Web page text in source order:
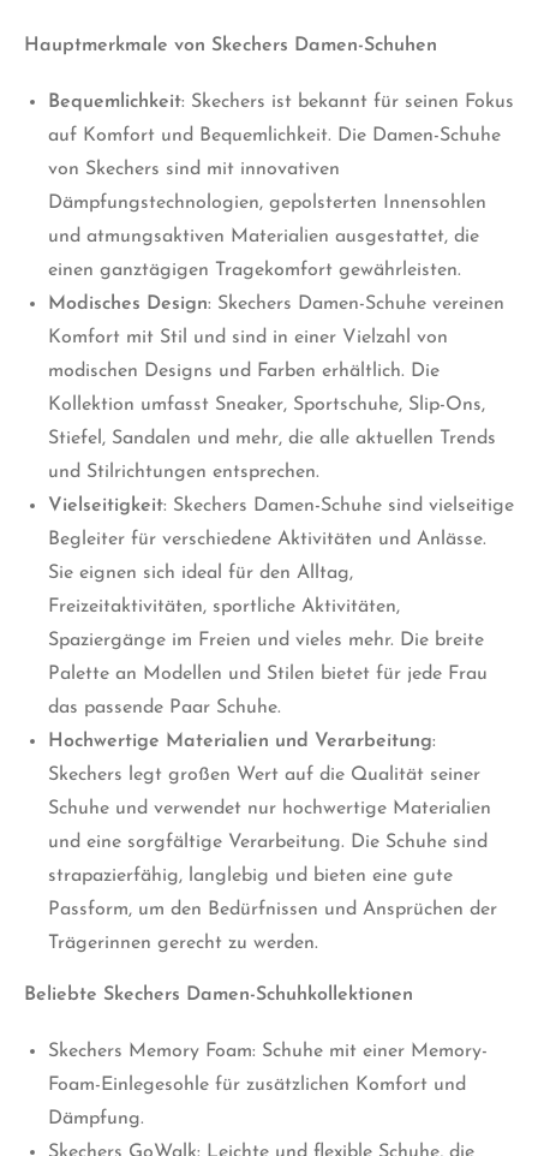
Hauptmerkmale von Skechers Damen-Schuhen
Bequemlichkeit: Skechers ist bekannt für seinen Fokus
auf Komfort und Bequemlichkeit. Die Damen-Schuhe
von Skechers sind mit innovativen
Dämpfungstechnologien, gepolsterten Innensohlen
und atmungsaktiven Materialien ausgestattet, die
einen ganztägigen Tragekomfort gewährleisten.
Modisches Design: Skechers Damen-Schuhe vereinen
Komfort mit Stil und sind in einer Vielzahl von
modischen Designs und Farben erhältlich. Die
Kollektion umfasst Sneaker, Sportschuhe, Slip-Ons,
Stiefel, Sandalen und mehr, die alle aktuellen Trends
und Stilrichtungen entsprechen.
Vielseitigkeit: Skechers Damen-Schuhe sind vielseitige
Begleiter für verschiedene Aktivitäten und Anlässe.
Sie eignen sich ideal für den Alltag,
Freizeitaktivitäten, sportliche Aktivitäten,
Spaziergänge im Freien und vieles mehr. Die breite
Palette an Modellen und Stilen bietet für jede Frau
das passende Paar Schuhe.
Hochwertige Materialien und Verarbeitung:
Skechers legt großen Wert auf die Qualität seiner
Schuhe und verwendet nur hochwertige Materialien
und eine sorgfältige Verarbeitung. Die Schuhe sind
strapazierfähig, langlebig und bieten eine gute
Passform, um den Bedürfnissen und Ansprüchen der
Trägerinnen gerecht zu werden.
Beliebte Skechers Damen-Schuhkollektionen
Skechers Memory Foam: Schuhe mit einer Memory-
Foam-Einlegesohle für zusätzlichen Komfort und
Dämpfung.